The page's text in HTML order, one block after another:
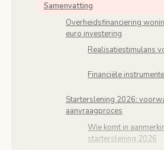
Samenvatting
Overheidsfinanciering
euro investering
Realisatiestimulans
Financiële
Starterslening 2026:
aanvraagproces
Wie komt in
starterslening 2026